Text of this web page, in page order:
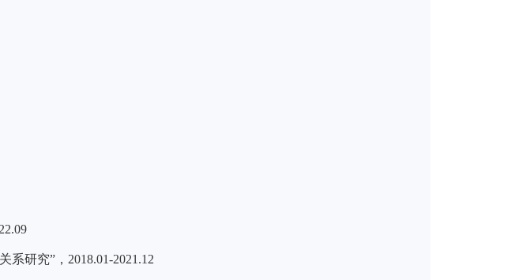
研究”，2018.01-2021.12